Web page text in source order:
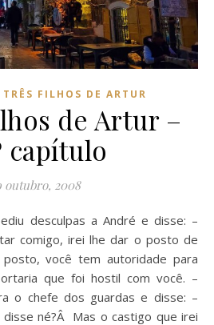
TRÊS FILHOS DE ARTUR
de Artur –
capítulo
outubro, 2008
desculpas a André e disse: –
comigo, irei lhe dar o posto de
você tem autoridade para
que foi hostil com você. –
o chefe dos guardas e disse: –
né?Â Mas o castigo que irei